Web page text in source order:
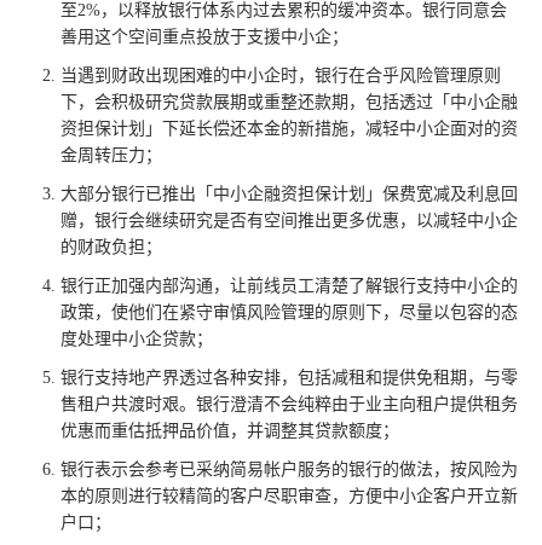
至2%，以释放银行体系内过去累积的缓冲资本。银行同意会
善用这个空间重点投放于支援中小企；
当遇到财政出现困难的中小企时，银行在合乎风险管理原则
下，会积极研究贷款展期或重整还款期，包括透过「中小企融
资担保计划」下延长偿还本金的新措施，减轻中小企面对的资
金周转压力；
大部分银行已推出「中小企融资担保计划」保费宽减及利息回
赠，银行会继续研究是否有空间推出更多优惠，以减轻中小企
的财政负担；
银行正加强内部沟通，让前线员工清楚了解银行支持中小企的
政策，使他们在紧守审慎风险管理的原则下，尽量以包容的态
度处理中小企贷款；
银行支持地产界透过各种安排，包括减租和提供免租期，与零
售租户共渡时艰。银行澄清不会纯粹由于业主向租户提供租务
优惠而重估抵押品价值，并调整其贷款额度；
银行表示会参考已采纳简易帐户服务的银行的做法，按风险为
本的原则进行较精简的客户尽职审查，方便中小企客户开立新
户口；